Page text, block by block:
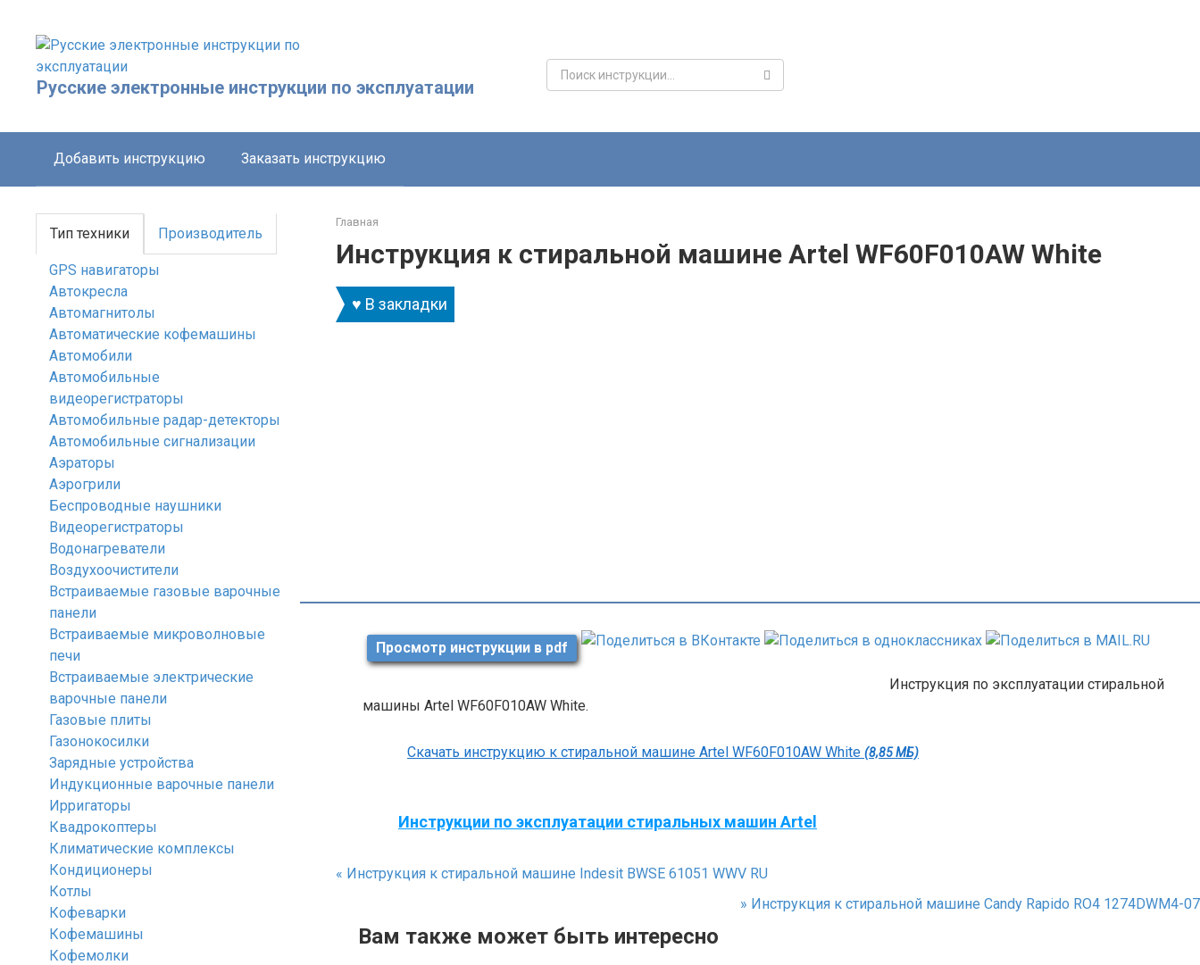
контенту
Русские электронные инструкции по эксплуатации
Поиск:
Добавить инструкцию Заказать инструкцию
Главная
Инструкция к стиральной машине Artel WF60F010AW White
♥ В закладки
Просмотр инструкции в pdf
Инструкция по эксплуатации стиральной
машины Artel WF60F010AW White.
Скачать инструкцию к стиральной машине Artel WF60F010AW White (8,85 МБ)
Инструкции по эксплуатации стиральных машин Artel
« Инструкция к стиральной машине Indesit BWSE 61051 WWV RU
» Инструкция к стиральной машине Candy Rapido RO4 1274DWM4-07
Вам также может быть интересно
Тип техники Производитель
GPS навигаторы
Автокресла
Автомагнитолы
Автоматические кофемашины
Автомобили
Автомобильные
видеорегистраторы
Автомобильные радар-детекторы
Автомобильные сигнализации
Аэраторы
Аэрогрили
Беспроводные наушники
Видеорегистраторы
Водонагреватели
Воздухоочистители
Встраиваемые газовые варочные
панели
Встраиваемые микроволновые
печи
Встраиваемые электрические
варочные панели
Газовые плиты
Газонокосилки
Зарядные устройства
Индукционные варочные панели
Ирригаторы
Квадрокоптеры
Климатические комплексы
Кондиционеры
Котлы
Кофеварки
Кофемашины
Кофемолки